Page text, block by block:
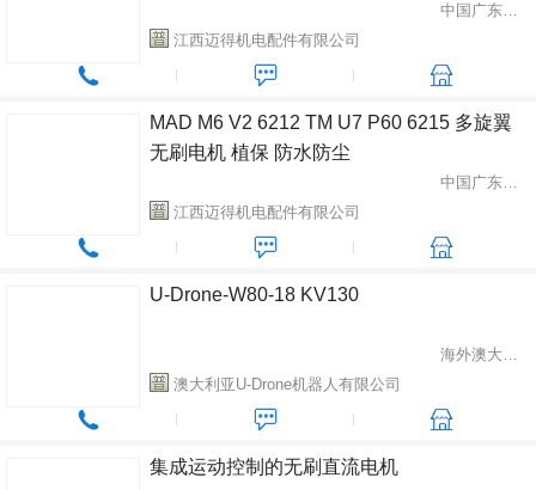
中国广东省中山市
江西迈得机电配件有限公司
MAD M6 V2 6212 TM U7 P60 6215 多旋翼
无刷电机 植保 防水防尘
中国广东省中山市
江西迈得机电配件有限公司
U-Drone-W80-18 KV130
海外澳大利亚
澳大利亚U-Drone机器人有限公司
集成运动控制的无刷直流电机